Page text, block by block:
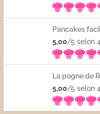
Pancakes
5,00/5 selon
La pogne de
5,00/5 selon